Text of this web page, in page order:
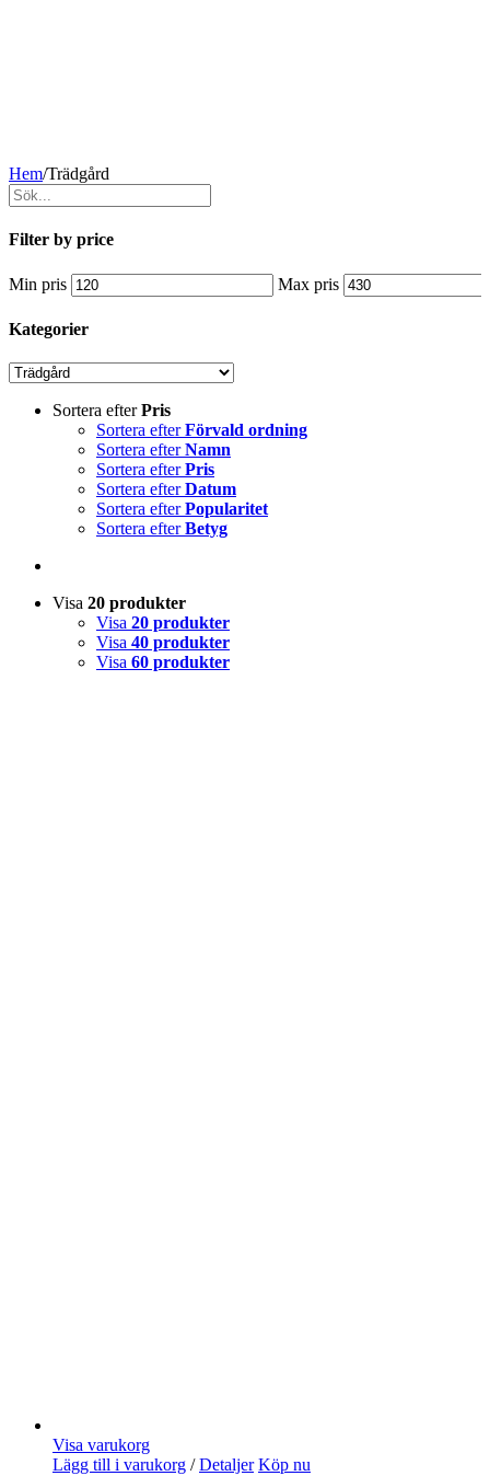
Hem/Trädgård
Filter by price
Min pris Max pris
Kategorier
Sortera efterPris
Sortera efterFörvald ordning
Sortera efterNamn
Sortera efterPris
Sortera efterDatum
Sortera efterPopularitet
Sortera efterBetyg
Visa 20 produkter
Visa 20 produkter
Visa 40 produkter
Visa 60 produkter
Visa varukorg
Lägg till i varukorg / Detaljer Köp nu